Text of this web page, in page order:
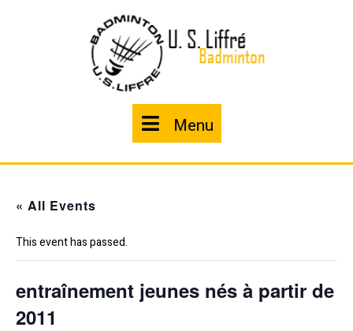
Menu
« All Events
This event has passed.
entraînement jeunes nés à partir de
2011